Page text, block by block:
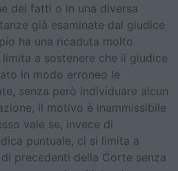
dei fatti o in una diversa
già esaminate dal giudice
ha una ricaduta molto
a sostenere che il giudice
in modo erroneo le
senza però individuare alcun
il motivo è inammissibile
vale se, invece di
puntuale, ci si limita a
precedenti della Corte senza